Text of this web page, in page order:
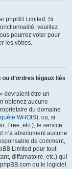
phpBB Limited. Si
veuillez
pourrez voter pour
les vôtres.
d’ordres légaux liés
devraient être un
aucune
du domaine
WHOIS), ou, si
Free, etc.), le service
n’a absolument aucune
de comment,
Limited pour tout
diffamatoire, etc.) qui
ou le logiciel